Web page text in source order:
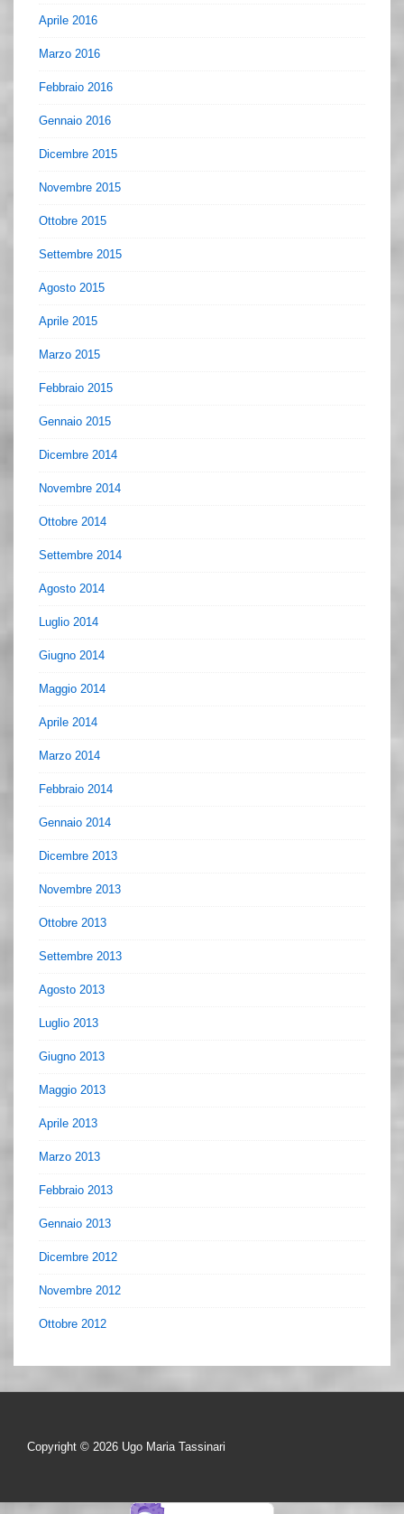
Aprile 2016
Marzo 2016
Febbraio 2016
Gennaio 2016
Dicembre 2015
Novembre 2015
Ottobre 2015
Settembre 2015
Agosto 2015
Aprile 2015
Marzo 2015
Febbraio 2015
Gennaio 2015
Dicembre 2014
Novembre 2014
Ottobre 2014
Settembre 2014
Agosto 2014
Luglio 2014
Giugno 2014
Maggio 2014
Aprile 2014
Marzo 2014
Febbraio 2014
Gennaio 2014
Dicembre 2013
Novembre 2013
Ottobre 2013
Settembre 2013
Agosto 2013
Luglio 2013
Giugno 2013
Maggio 2013
Aprile 2013
Marzo 2013
Febbraio 2013
Gennaio 2013
Dicembre 2012
Novembre 2012
Ottobre 2012
Copyright © 2026 Ugo Maria Tassinari